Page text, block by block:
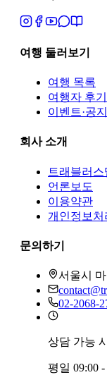
여행 둘러보기
여행 목록
여행자 후기
이벤트·공지
회사 소개
트래블러스
언론보도
이용약관
개인정보처
문의하기
서울시
02-2068-
상담 가능
평일 09:00